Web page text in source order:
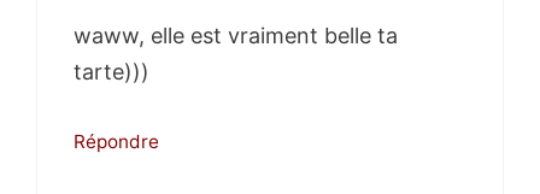
waww, elle est vraiment belle ta
tarte)))
Répondre